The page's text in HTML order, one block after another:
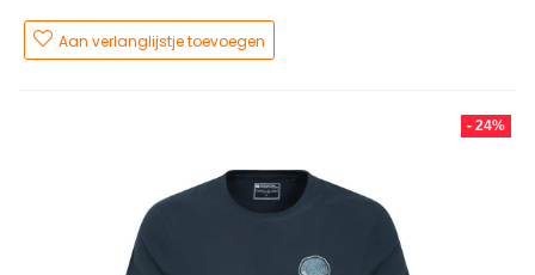
Aan verlanglijstje toevoegen
- 24%